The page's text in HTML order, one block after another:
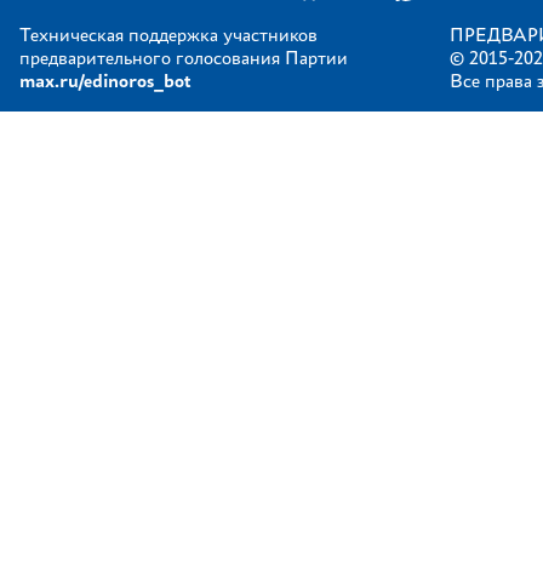
Техническая поддержка участников
предварительного голосования Партии
max.ru/edinoros_bot
© 2015-
Все